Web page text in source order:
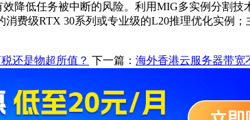
降低任务被中断的风险。利用MIG多实例分割
消费级RTX 30系列或专业级的L20推理优化实例
还是物超所值？ 下一篇： 海外香港云服务器带宽